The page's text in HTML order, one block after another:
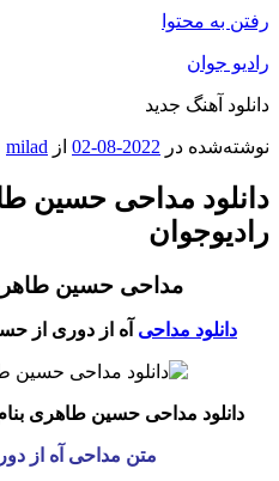
رفتن به محتوا
رادیو جوان
دانلود آهنگ جدید
نوشته‌شده در 2022-08-02 از milad
دانلود مداحی حسین
رادیوجوان
مداحی حسین
دانلود مداحی آه از دوری از
دانلود مداحی حسین طاهری
متن مداحی آه از